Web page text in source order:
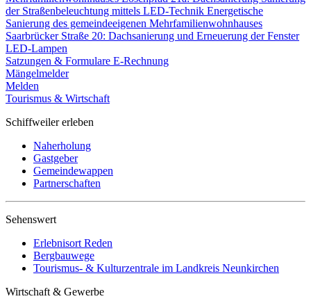
der Straßenbeleuchtung mittels LED-Technik Energetische
Sanierung des gemeindeeigenen Mehrfamilienwohnhauses
Saarbrücker Straße 20: Dachsanierung und Erneuerung der Fenster
LED-Lampen
Satzungen & Formulare E-Rechnung
Mängelmelder
Melden
Tourismus & Wirtschaft
Schiffweiler erleben
Naherholung
Gastgeber
Gemeindewappen
Partnerschaften
Sehenswert
Erlebnisort Reden
Bergbauwege
Tourismus- & Kulturzentrale im Landkreis Neunkirchen
Wirtschaft & Gewerbe